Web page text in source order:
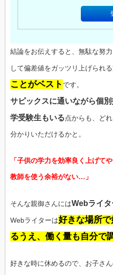
結論をお伝えすると、無駄な努
して偏差値をガッツリ上げられ
ことがベスト です。
サピックスに通いながら個
学受験生もいる点からも、ど
分かりいただけるかと。
「子供の学力を効率良く上げて
教師を使う余裕がない…」
そんな親御さんにはWebライ
Webライターは好きな場所
るうえ、働く量も自分で
好きな時に休めるので、お子さ